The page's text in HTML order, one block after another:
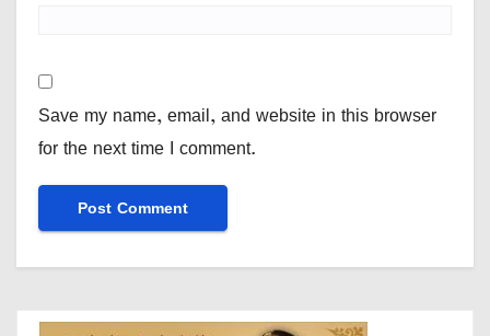
Save my name, email, and website in this browser
for the next time I comment.